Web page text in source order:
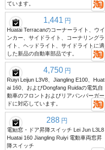
ています。
1,441 円
Huatai Terracanのコーナーライト、ウイ
ンカー、サイドライト、コーナリングラ
イト、ヘッドライト、サイドライトに適
した新品の自動車部品です。
4,750 円
Ruiyi Leijun L3V8、Jiangling E100、Huat
ai 160、およびDongfang Ruidaの電気自
動車のフロントおよびリアバンパーガー
ドに対応しています。
288 円
電動窓・ドア昇降スイッチ Lei Jun L3L8
Huatai 160 Jiangling Ruiyi 電動車両窓昇
降スイッチ